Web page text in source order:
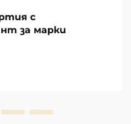
с
за марки